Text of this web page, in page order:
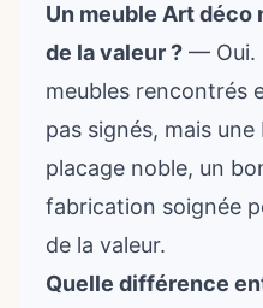
Un meuble Art
de la valeur ? — Oui.
meubles rencontrés
pas signés, mais
placage noble, un
fabrication soignée
de la valeur.
Quelle différence